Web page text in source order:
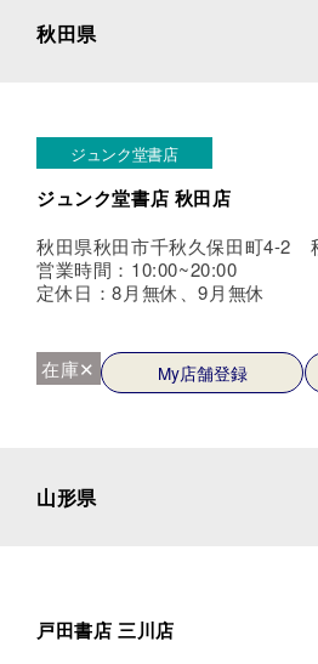
秋田県
ジュンク堂書店
ジュンク堂書店 秋田店
秋田県秋田市千秋久保田町4-2
営業時間：10:00~20:00
定休日：8月無休、9月無休
在庫✕ My店舗登録
山形県
戸田書店 三川店